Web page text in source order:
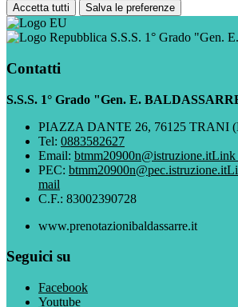
Accetta tutti Salva le preferenze
S.S.S. 1° Grado "Gen.
Contatti
S.S.S. 1° Grado "Gen. E.
PIAZZA DANTE 26, 76125 TRANI
Tel: 0883582627
Email: btmm20900n@istruzione.itLink
PEC: btmm20900n@pec.istruzione.it
mail
C.F.: 83002390728
www.prenotazionibaldassarre.it
Seguici su
Facebook
Youtube